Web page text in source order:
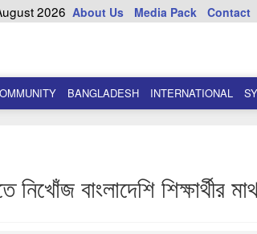
2026 About Us Media Pack Contact
BANGLADESH INTERNATIONAL
নিখোঁজ বাংলাদেশি শিক্ষার্থীর